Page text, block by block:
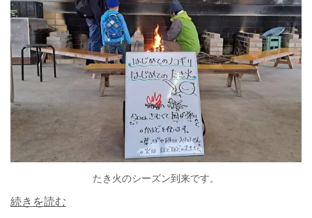
たき火のシーズン到来です。
続きを読む